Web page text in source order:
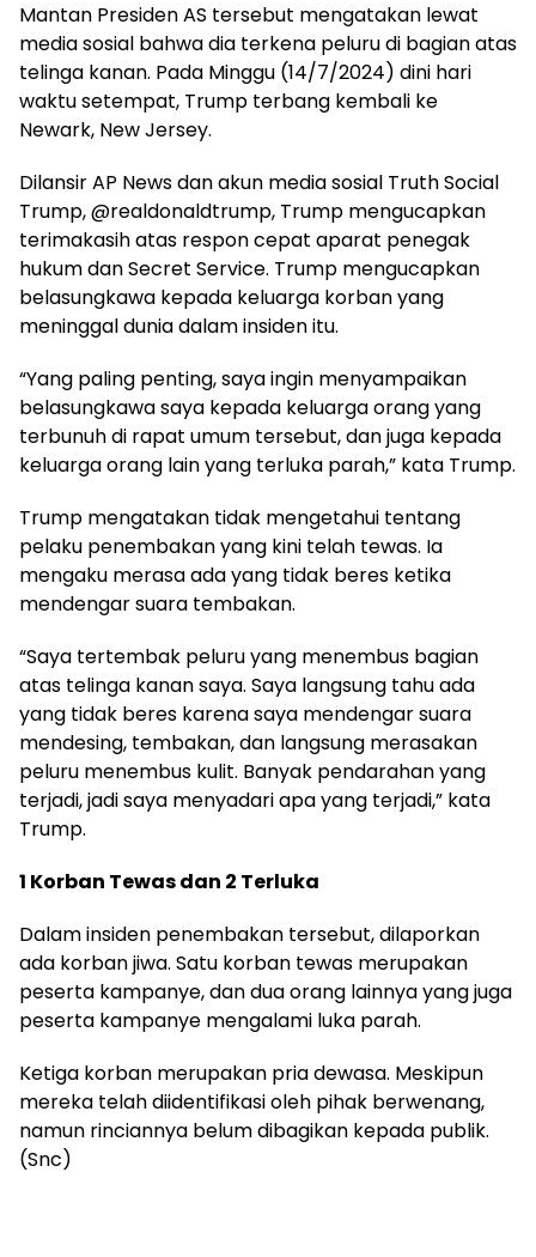
Mantan Presiden AS tersebut mengatakan lewat
media sosial bahwa dia terkena peluru di bagian atas
telinga kanan. Pada Minggu (14/7/2024) dini hari
waktu setempat, Trump terbang kembali ke
Newark, New Jersey.
Dilansir AP News dan akun media sosial Truth Social
Trump, @realdonaldtrump, Trump mengucapkan
terimakasih atas respon cepat aparat penegak
hukum dan Secret Service. Trump mengucapkan
belasungkawa kepada keluarga korban yang
meninggal dunia dalam insiden itu.
“Yang paling penting, saya ingin menyampaikan
belasungkawa saya kepada keluarga orang yang
terbunuh di rapat umum tersebut, dan juga kepada
keluarga orang lain yang terluka parah,” kata Trump.
Trump mengatakan tidak mengetahui tentang
pelaku penembakan yang kini telah tewas. Ia
mengaku merasa ada yang tidak beres ketika
mendengar suara tembakan.
“Saya tertembak peluru yang menembus bagian
atas telinga kanan saya. Saya langsung tahu ada
yang tidak beres karena saya mendengar suara
mendesing, tembakan, dan langsung merasakan
peluru menembus kulit. Banyak pendarahan yang
terjadi, jadi saya menyadari apa yang terjadi,” kata
Trump.
1 Korban Tewas dan 2 Terluka
Dalam insiden penembakan tersebut, dilaporkan
ada korban jiwa. Satu korban tewas merupakan
peserta kampanye, dan dua orang lainnya yang juga
peserta kampanye mengalami luka parah.
Ketiga korban merupakan pria dewasa. Meskipun
mereka telah diidentifikasi oleh pihak berwenang,
namun rinciannya belum dibagikan kepada publik.
(Snc)